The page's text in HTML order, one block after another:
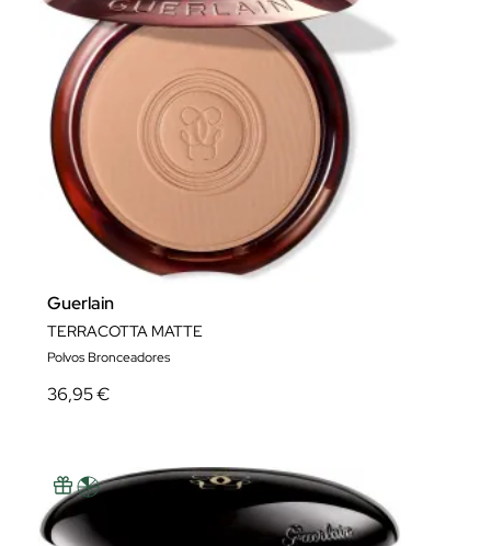
Guerlain
TERRACOTTA MATTE
Polvos Bronceadores
36,95 €